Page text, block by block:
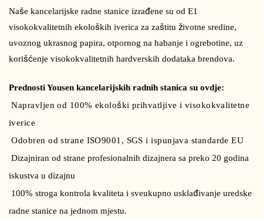
Naše kancelarijske radne stanice izrađene su od E1
visokokvalitetnih ekoloških iverica za zaštitu životne sredine,
uvoznog ukrasnog papira, otpornog na habanje i ogrebotine, uz
korišćenje visokokvalitetnih hardverskih dodataka brendova.
Prednosti Yousen kancelarijskih radnih stanica su ovdje:
Napravljen od 100% ekološki prihvatljive i visokokvalitetne
iverice
Odobren od strane ISO9001, SGS i ispunjava standarde EU
Dizajniran od strane profesionalnih dizajnera sa preko 20 godina
iskustva u dizajnu
100% stroga kontrola kvaliteta i sveukupno usklađivanje uredske
radne stanice na jednom mjestu.